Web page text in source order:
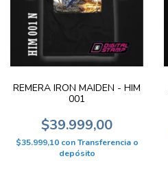
REMERA IRON MAIDEN - HIM
001
$39.999,00
$35.999,10 con Transferencia o
depósito